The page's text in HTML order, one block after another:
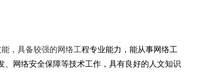
，具备较强的网络工程专业能力，能从事网络工
网络安全保障等技术工作，具有良好的人文知识